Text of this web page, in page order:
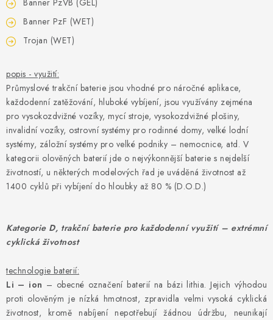
Banner PzVB (GEL)
Banner PzF (WET)
Trojan (WET)
popis - využití:
Průmyslové trakční baterie jsou vhodné pro náročné aplikace,
každodenní zatěžování, hluboké vybíjení, jsou využívány zejména
pro vysokozdvižné vozíky, mycí stroje, vysokozdvižné plošiny,
invalidní vozíky, ostrovní systémy pro rodinné domy, velké lodní
systémy, záložní systémy pro velké podniky – nemocnice, atd. V
kategorii olověných baterií jde o nejvýkonnější baterie s nejdelší
životností, u některých modelových řad je uváděná životnost až
1400 cyklů při vybíjení do hloubky až 80 % (D.O.D.)
Kategorie D, trakční baterie pro každodenní využití – extrémní
cyklická životnost
technologie baterií:
Li – ion – obecné označení baterií na bázi lithia. Jejich výhodou
proti olověným je nízká hmotnost, zpravidla velmi vysoká cyklická
životnost, kromě nabíjení nepotřebují žádnou údržbu, neunikají